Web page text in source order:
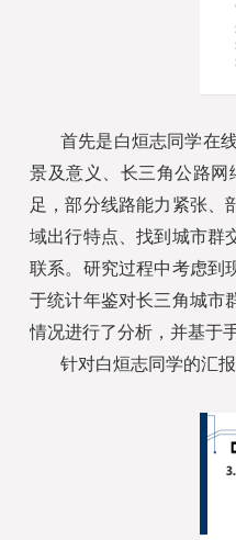
首先是白烜志同学在
景及意义、长三角公路
足，部分线路能力紧张、
域出行特点、找到城市群
联系。研究过程中考虑到
于统计年鉴对长三角城市
情况进行了分析，并基于
针对白烜志同学的汇